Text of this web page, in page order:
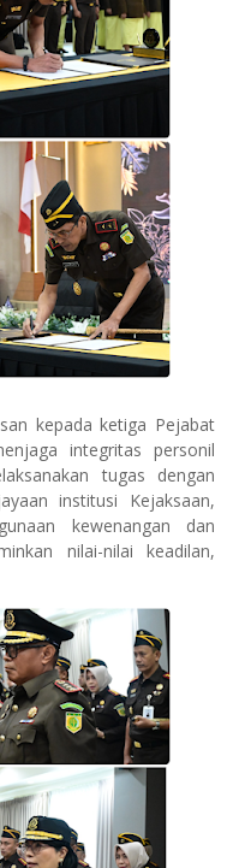
kepada ketiga Pejabat
integritas personil
tugas dengan
institusi Kejaksaan,
kewenangan dan
nilai-nilai keadilan,